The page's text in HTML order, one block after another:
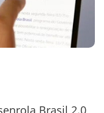
Brasil 2.0